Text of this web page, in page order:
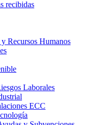
recibidas
Recursos Humanos
Laborales
ECC